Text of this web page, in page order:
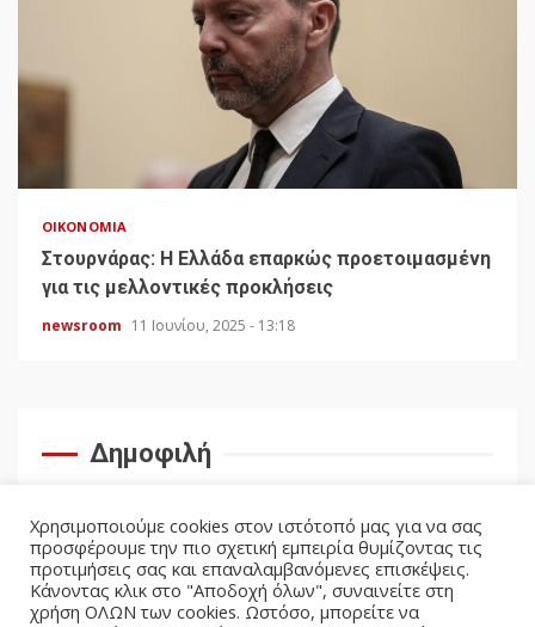
ΟΙΚΟΝΟΜΊΑ
Στουρνάρας: Η Ελλάδα επαρκώς προετοιμασμένη
για τις μελλοντικές προκλήσεις
newsroom 11 Ιουνίου, 2025 - 13:18
Δημοφιλή
Χρησιμοποιούμε cookies στον ιστότοπό μας για να σας
προσφέρουμε την πιο σχετική εμπειρία θυμίζοντας τις
προτιμήσεις σας και επαναλαμβανόμενες επισκέψεις.
Κάνοντας κλικ στο "Αποδοχή όλων", συναινείτε στη
χρήση ΟΛΩΝ των cookies. Ωστόσο, μπορείτε να